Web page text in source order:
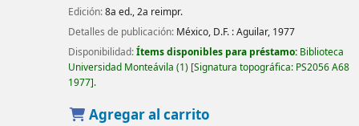
Edición:8a ed., 2a reimpr.
Detalles de publicación: México, D.F. :Aguilar, 1977
Disponibilidad:Ítems disponibles para préstamo: Biblioteca
Universidad Monteávila (1) Signatura topográfica: PS2056 A68
1977 .
Agregar al carrito